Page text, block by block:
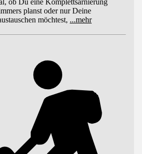
ob Du eine Komplettsarnierung
planst oder nur Deine
möchtest, ...mehr